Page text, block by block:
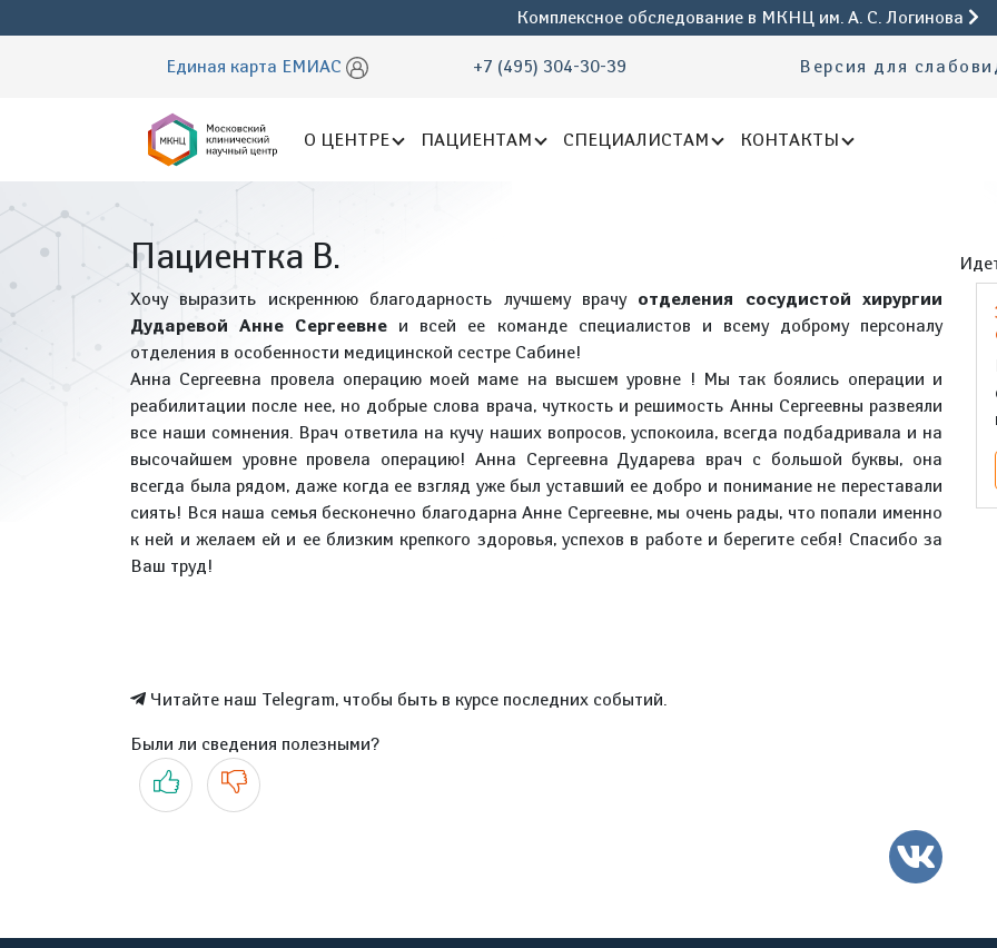
Комплексное обследование в МКНЦ им. А. С. Логинова
Единая карта ЕМИАС +7 (495) 304-30-39 Версия для
О ЦЕНТРЕ ПАЦИЕНТАМ СПЕЦИАЛИСТАМ КОНТАКТЫ
Пациентка В.
Хочу выразить искреннюю благодарность лучшему врачу отделения сосудистой хирургии
Дударевой Анне Сергеевне и всей ее команде специалистов и всему доброму персоналу
отделения в особенности медицинской сестре Сабине!
Анна Сергеевна провела операцию моей маме на высшем уровне ! Мы так боялись операции и
реабилитации после нее, но добрые слова врача, чуткость и решимость Анны Сергеевны развеяли
все наши сомнения. Врач ответила на кучу наших вопросов, успокоила, всегда подбадривала и на
высочайшем уровне провела операцию! Анна Сергеевна Дударева врач с большой буквы, она
всегда была рядом, даже когда ее взгляд уже был уставший ее добро и понимание не переставали
сиять! Вся наша семья бесконечно благодарна Анне Сергеевне, мы очень рады, что попали именно
к ней и желаем ей и ее близким крепкого здоровья, успехов в работе и берегите себя! Спасибо за
Ваш труд!
Читайте наш Telegram, чтобы быть в курсе последних событий.
Были ли сведения полезными?
Да Нет